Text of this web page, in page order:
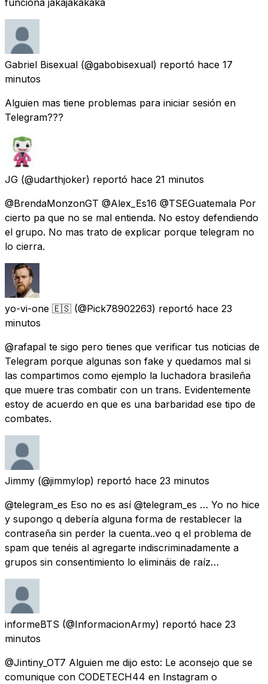
funciona jakajakakaka
Gabriel Bisexual (@gabobisexual) reportó hace 17
minutos
Alguien mas tiene problemas para iniciar sesión en
Telegram???
JG (@udarthjoker) reportó hace 21 minutos
@BrendaMonzonGT @Alex_Es16 @TSEGuatemala Por
cierto pa que no se mal entienda. No estoy defendiendo
el grupo. No mas trato de explicar porque telegram no
lo cierra.
yo-vi-one 🇪🇸 (@Pick78902263) reportó hace 23
minutos
@rafapal te sigo pero tienes que verificar tus noticias de
Telegram porque algunas son fake y quedamos mal si
las compartimos como ejemplo la luchadora brasileña
que muere tras combatir con un trans. Evidentemente
estoy de acuerdo en que es una barbaridad ese tipo de
combates.
Jimmy (@jimmylop) reportó hace 23 minutos
@telegram_es Eso no es así @telegram_es … Yo no hice
y supongo q debería alguna forma de restablecer la
contraseña sin perder la cuenta..veo q el problema de
spam que tenéis al agregarte indiscriminadamente a
grupos sin consentimiento lo elimináis de raíz…
informeBTS (@InformacionArmy) reportó hace 23
minutos
@Jintiny_OT7 Alguien me dijo esto: Le aconsejo que se
comunique con CODETECH44 en Instagram o